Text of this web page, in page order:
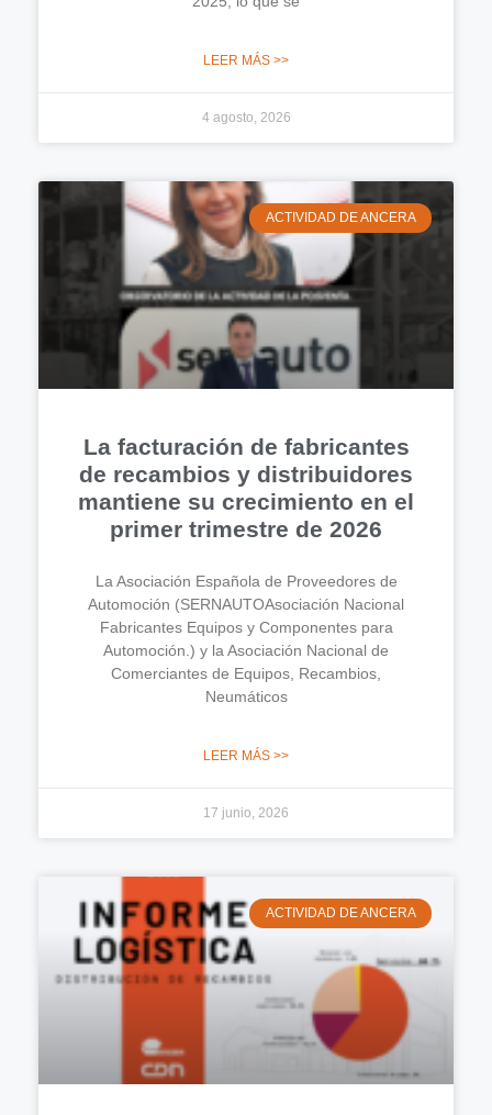
LEER MÁS >>
4 agosto, 2026
ACTIVIDAD DE ANCERA
La facturación de fabricantes
de recambios y distribuidores
mantiene su crecimiento en el
primer trimestre de 2026
La Asociación Española de Proveedores de
Automoción (SERNAUTOAsociación Nacional
Fabricantes Equipos y Componentes para
Automoción.) y la Asociación Nacional de
Comerciantes de Equipos, Recambios,
Neumáticos
LEER MÁS >>
17 junio, 2026
ACTIVIDAD DE ANCERA